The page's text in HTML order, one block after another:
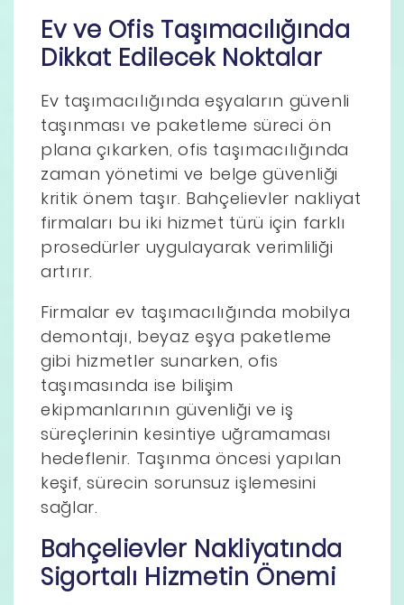
Ev ve Ofis Taşımacılığında
Dikkat Edilecek Noktalar
Ev taşımacılığında eşyaların güvenli
taşınması ve paketleme süreci ön
plana çıkarken, ofis taşımacılığında
zaman yönetimi ve belge güvenliği
kritik önem taşır. Bahçelievler nakliyat
firmaları bu iki hizmet türü için farklı
prosedürler uygulayarak verimliliği
artırır.
Firmalar ev taşımacılığında mobilya
demontajı, beyaz eşya paketleme
gibi hizmetler sunarken, ofis
taşımasında ise bilişim
ekipmanlarının güvenliği ve iş
süreçlerinin kesintiye uğramaması
hedeflenir. Taşınma öncesi yapılan
keşif, sürecin sorunsuz işlemesini
sağlar.
Bahçelievler Nakliyatında
Sigortalı Hizmetin Önemi